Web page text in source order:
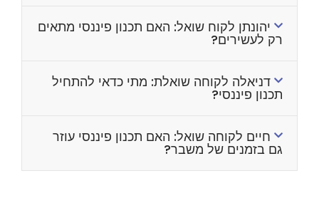
יהונתן לקוח שואל: האם תכנון פיננסי מתאים
רק לעשירים?
דניאלה לקוחה שואלת: מתי כדאי להתחיל
תכנון פיננסי?
חיים לקוחה שואל: האם תכנון פיננסי עוזר
גם בזמנים של משבר?